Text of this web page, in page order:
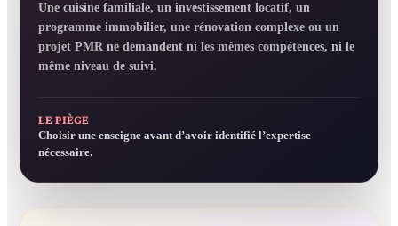
Une cuisine familiale, un investissement locatif, un
programme immobilier, une rénovation complexe ou un
projet PMR ne demandent ni les mêmes compétences, ni le
même niveau de suivi.
LE PIÈGE
Choisir une enseigne avant d’avoir identifié l’expertise
nécessaire.